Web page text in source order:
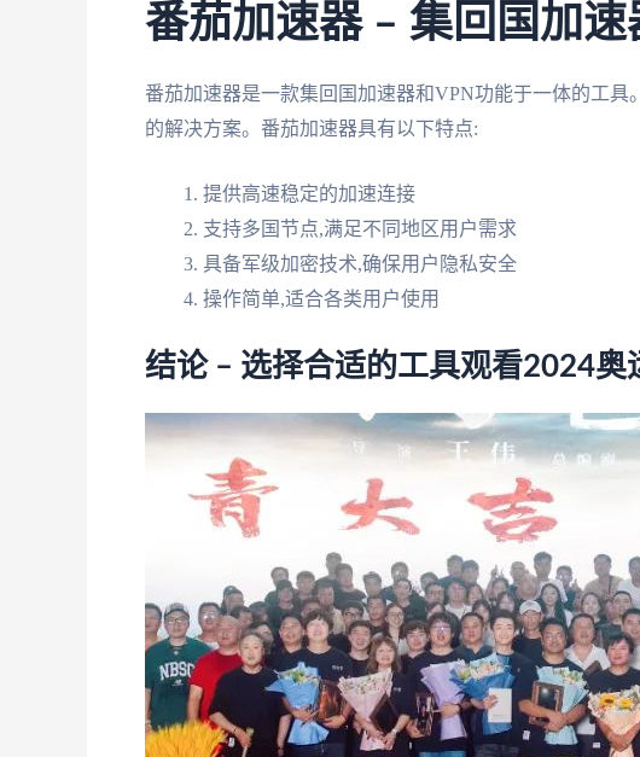
番茄加速器 – 集回国加
番茄加速器是一款集回国加速器和VPN功能于一体的工
的解决方案。番茄加速器具有以下特点:
提供高速稳定的加速连接
支持多国节点,满足不同地区用户需求
具备军级加密技术,确保用户隐私安全
操作简单,适合各类用户使用
结论 – 选择合适的工具观看2024奥